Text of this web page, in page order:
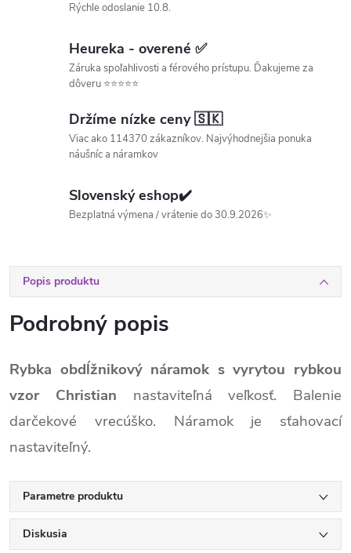
Rýchle odoslanie 10.8.
Heureka - overené ✅
Záruka spoľahlivosti a férového prístupu. Ďakujeme za
dôveru ⭐⭐⭐⭐⭐
Držíme nízke ceny 🇸🇰
Viac ako 114370 zákazníkov. Najvýhodnejšia ponuka
náušníc a náramkov
Slovenský eshop✔️
Bezplatná výmena / vrátenie do 30.9.2026✨
Popis produktu
Podrobný popis
Rybka obdĺžnikový náramok s vyrytou rybkou
vzor Christian nastaviteľná veľkosť. Balenie
darčekové vrecúško. Náramok je sťahovací
nastaviteľný.
Parametre produktu
Diskusia